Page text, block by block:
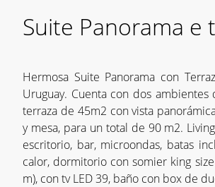
Suite Panorama e
Hermosa Suite Panorama con
Uruguay. Cuenta con dos
terraza de 45m2 con vista
y mesa, para un total de 90 m2.
escritorio, bar, microondas, batas
calor, dormitorio con somier king
m), con tv LED 39, baño con box de